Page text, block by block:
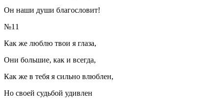
Он наши души благословит!
№11
Как же люблю твои я глаза,
Они большие, как и всегда,
Как же в тебя я сильно влюблен,
Но своей судьбой удивлен